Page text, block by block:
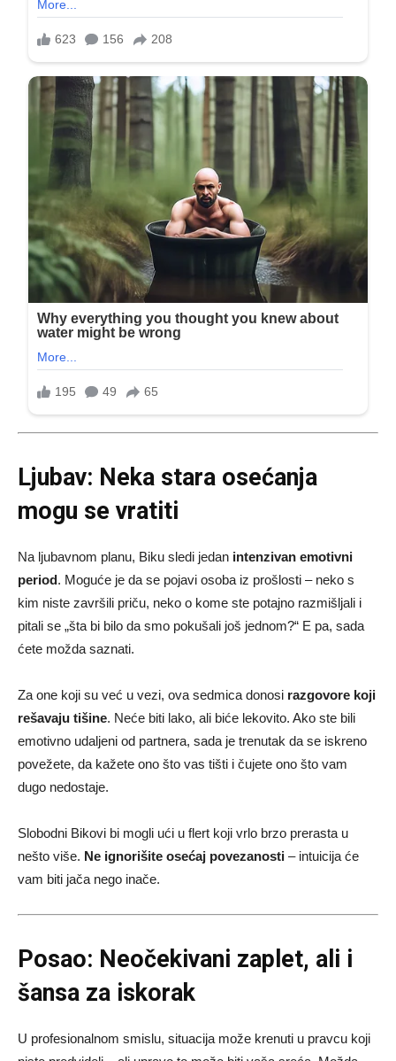
Ljubav: Neka stara osećanja
mogu se vratiti
Na ljubavnom planu, Biku sledi jedan intenzivan emotivni
period. Moguće je da se pojavi osoba iz prošlosti – neko s
kim niste završili priču, neko o kome ste potajno razmišljali i
pitali se „šta bi bilo da smo pokušali još jednom?“ E pa, sada
ćete možda saznati.
Za one koji su već u vezi, ova sedmica donosi razgovore koji
rešavaju tišine. Neće biti lako, ali biće lekovito. Ako ste bili
emotivno udaljeni od partnera, sada je trenutak da se iskreno
povežete, da kažete ono što vas tišti i čujete ono što vam
dugo nedostaje.
Slobodni Bikovi bi mogli ući u flert koji vrlo brzo prerasta u
nešto više. Ne ignorišite osećaj povezanosti – intuicija će
vam biti jača nego inače.
Posao: Neočekivani zaplet, ali i
šansa za iskorak
U profesionalnom smislu, situacija može krenuti u pravcu koji